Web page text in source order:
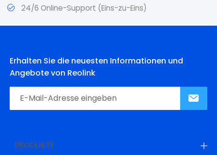
24/6 Online-Support (Eins-zu-Eins)
Erhalten Sie die neuesten Informationen und
Angebote von Reolink
PRODUKTE